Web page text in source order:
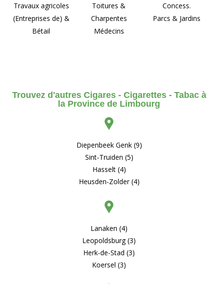
Travaux agricoles
(Entreprises de) &
Bétail
Toitures &
Charpentes
Médecins
Concess.
Parcs & Jardins
Trouvez d'autres Cigares - Cigarettes - Tabac à
la Province de Limbourg
Diepenbeek Genk (9)
Sint-Truiden (5)
Hasselt (4)
Heusden-Zolder (4)
Lanaken (4)
Leopoldsburg (3)
Herk-de-Stad (3)
Koersel (3)